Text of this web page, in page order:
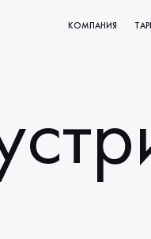
КОМПАНИЯ
КЛИЕНТЫ
НАШИ ПРОЦЕССЫ